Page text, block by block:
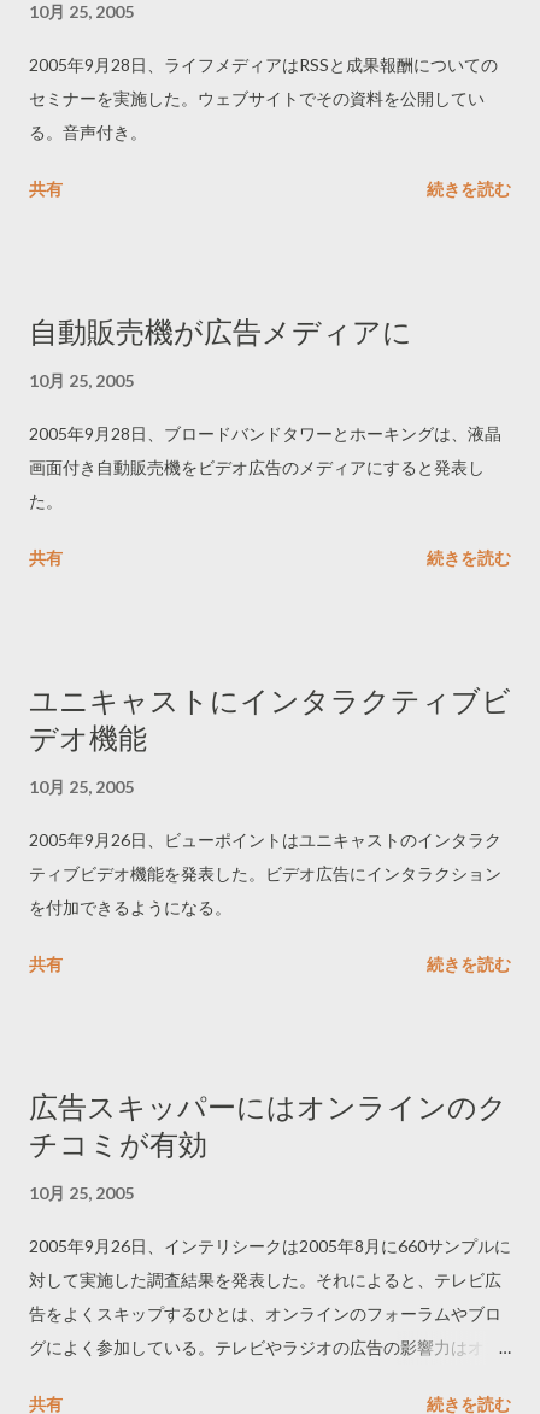
10月 25, 2005
2005年9月28日、ライフメディアはRSSと成果報酬についての
セミナーを実施した。ウェブサイトでその資料を公開してい
る。音声付き。
共有 続きを読む
自動販売機が広告メディアに
10月 25, 2005
2005年9月28日、ブロードバンドタワーとホーキングは、液晶
画面付き自動販売機をビデオ広告のメディアにすると発表し
た。
共有 続きを読む
ユニキャストにインタラクティブビ
デオ機能
10月 25, 2005
2005年9月26日、ビューポイントはユニキャストのインタラク
ティブビデオ機能を発表した。ビデオ広告にインタラクション
を付加できるようになる。
共有 続きを読む
広告スキッパーにはオンラインのク
チコミが有効
10月 25, 2005
2005年9月26日、インテリシークは2005年8月に660サンプルに
対して実施した調査結果を発表した。それによると、テレビ広
告をよくスキップするひとは、オンラインのフォーラムやブロ
グによく参加している。テレビやラジオの広告の影響力はオン
共有 続きを読む